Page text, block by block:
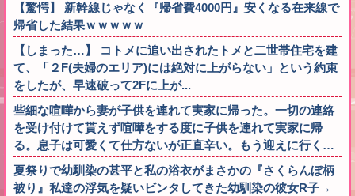
【驚愕】 新幹線じゃなく『帰省費4000円』安くなる在来線で
帰省した結果ｗｗｗｗｗ
【しまった…】 コトメに追い出されたトメと二世帯住宅を建
て、「２F(夫婦のエリア)には絶対に上がらない」という約束
をしたが、早速破って2Fに上が...
些細な喧嘩から妻が子供を連れて実家に帰った。一切の連絡
を受け付けて貰えず喧嘩をする度に子供を連れて実家に帰
る。息子は可愛くて仕方ないが正直辛い。もう迎えに行く…
夏祭りで幼馴染の甚平と私の浴衣がまさかの『さくらんぼ柄
被り』私達の浮気を疑いビンタしてきた幼馴染の彼女R子→